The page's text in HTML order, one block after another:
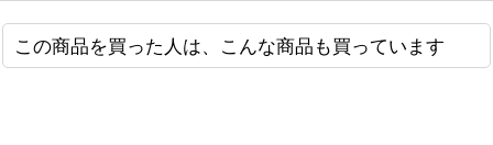
この商品を買った人は、こんな商品も買っています